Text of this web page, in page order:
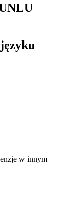
w innym